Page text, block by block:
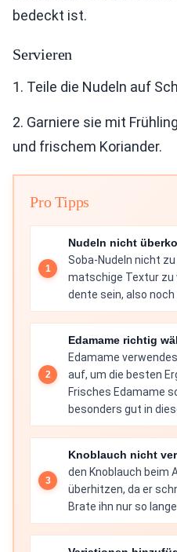
bedeckt ist.
Servieren
1. Teile die Nudeln auf
2. Garniere sie mit
und frischem Koriander.
Pro Tipps
Nudeln nicht
Soba-Nudeln nicht
matschige Textur zu
dente sein, also noch
Edamame richtig
Edamame
auf, um die besten
Frisches Edamame
besonders gut in
Knoblauch nicht
den Knoblauch beim
überhitzen, da er
Brate ihn nur so